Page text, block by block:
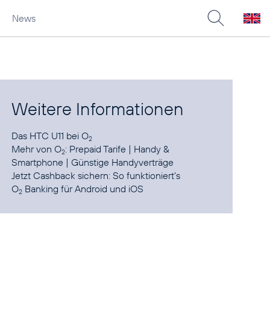
News
Weitere Informationen
Das HTC U11 bei O2
Mehr von O2: Prepaid Tarife | Handy &
Smartphone |Günstige Handyverträge
Jetzt Cashback sichern:So funktioniert’s
O2 Banking fürAndroid und iOS